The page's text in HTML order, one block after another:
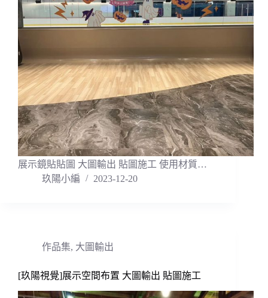
展示鏡貼貼圖 大圖輸出 貼圖施工 使用材質…
玖陽小編
2023-12-20
作品集, 大圖輸出
[玖陽視覺]展示空間布置 大圖輸出 貼圖施工